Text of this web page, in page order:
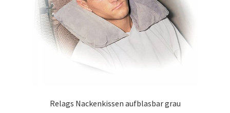
Relags Nackenkissen aufblasbar grau